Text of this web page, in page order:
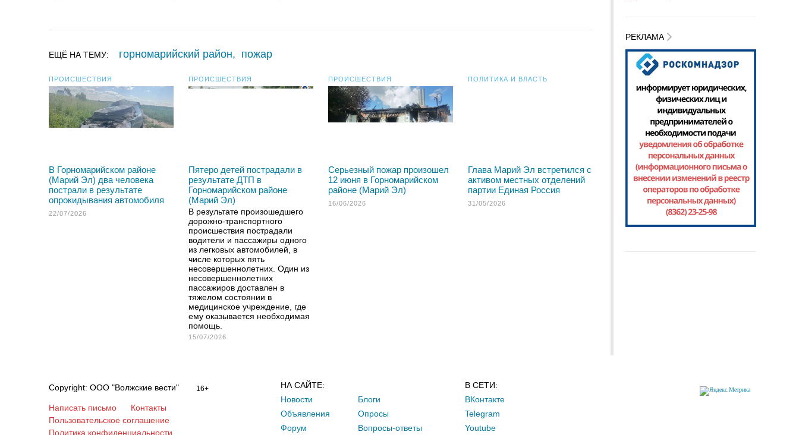
ЕЩЁ НА ТЕМУ: горномарийский район, пожар
ПРОИСШЕСТВИЯ
В Горномарийском районе
(Марий Эл) два человека
пострали в результате
опрокидывания автомобиля
22/07/2026
ПРОИСШЕСТВИЯ
Пятеро детей пострадали в
результате ДТП в
Горномарийском районе
(Марий Эл)
В результате произошедшего
дорожно-транспортного
происшествия пострадали
водители и пассажиры одного
из легковых автомобилей, в
числе которых пять
несовершеннолетних. Один из
несовершеннолетних
пассажиров доставлен в
тяжелом состоянии в
медицинское учреждение, где
ему оказывается необходимая
помощь.
15/07/2026
ПРОИСШЕСТВИЯ
Серьезный пожар произошел
12 июня в Горномарийском
районе (Марий Эл)
16/06/2026
ПОЛИТИКА И ВЛАСТЬ
Глава Марий Эл встретился с
активом местных отделений
партии Единая Россия
31/05/2026
РЕКЛАМА
Copyright: ООО "Волжские вести" 16+
Написать письмо
Контакты
Пользовательское соглашение
Политика конфиденциальности
НА САЙТЕ:
Новости
Объявления
Форум
Блоги
Опросы
Вопросы-ответы
В СЕТИ:
ВКонтакте
Telegram
Youtube